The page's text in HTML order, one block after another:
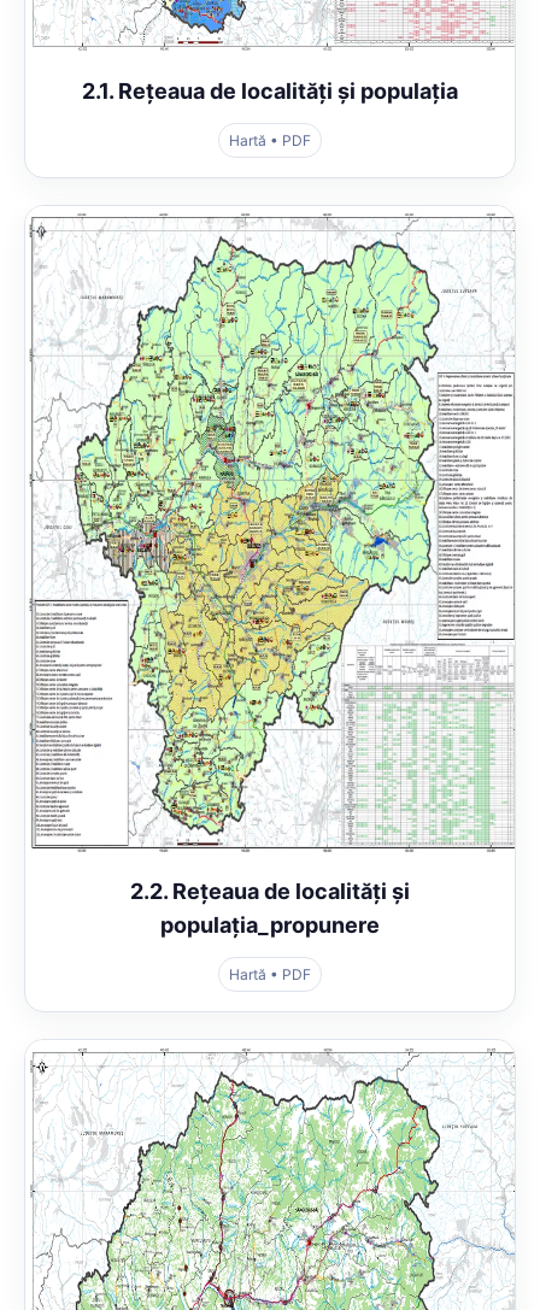
2.1. Rețeaua de localități și populația
Hartă • PDF
2.2. Rețeaua de localități și
populația_propunere
Hartă • PDF